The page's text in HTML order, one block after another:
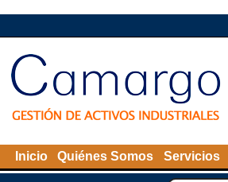
Inicio Quiénes Somos Servicios